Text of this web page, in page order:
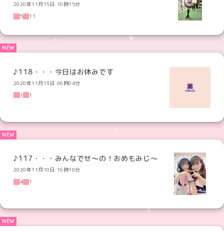
2020年11月15日 10時15分
5
11
♪118・・・今日はお休みです
2020年11月13日 06時04分
1
1
♪117・・・みんなでせ〜の！おめもみじ〜
2020年11月10日 16時10分
4
1